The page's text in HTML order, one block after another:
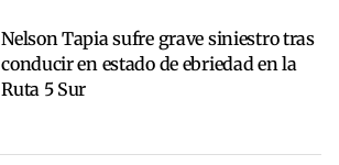
Nelson Tapia sufre grave siniestro tras
conducir en estado de ebriedad en la
Ruta 5 Sur